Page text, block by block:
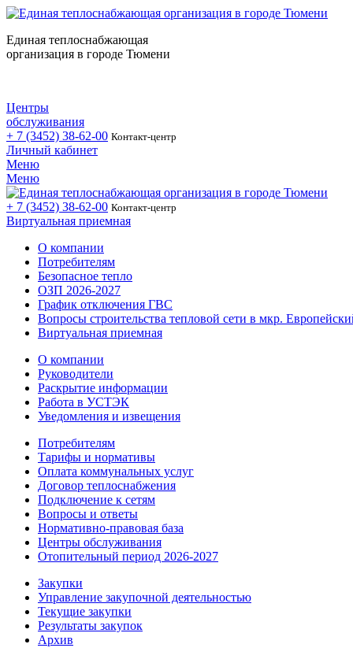
Единая теплоснабжающая
организация в городе Тюмени
Центры
обслуживания
+ 7 (3452) 38-62-00 Контакт-центр
Личный кабинет
Меню
Меню
+ 7 (3452) 38-62-00 Контакт-центр
Виртуальная приемная
О компании
Потребителям
Безопасное тепло
ОЗП 2026-2027
График отключения ГВС
Вопросы строительства тепловой сети в мкр.
Виртуальная приемная
О компании
Руководители
Раскрытие информации
Работа в УСТЭК
Уведомления и извещения
Потребителям
Тарифы и нормативы
Оплата коммунальных услуг
Договор теплоснабжения
Подключение к сетям
Вопросы и ответы
Нормативно-правовая база
Центры обслуживания
Отопительный период 2026-2027
Закупки
Управление закупочной деятельностью
Текущие закупки
Результаты закупок
Архив